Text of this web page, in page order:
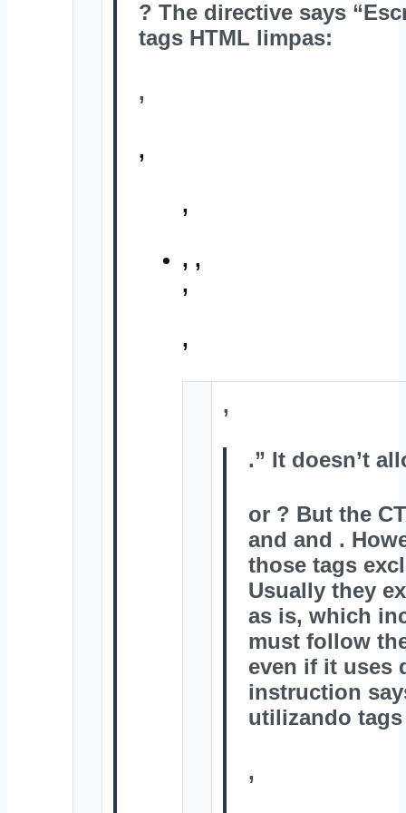
? The directive says
tags HTML limpas:
,
,
,
, ,
,
,
,
.” It doesn’t
or ? But the
and and .
those tags
Usually they
as is, which
must follow
even if it uses
instruction
utilizando
,